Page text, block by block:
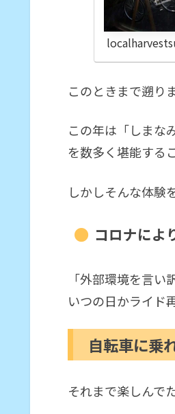
このときまで遡りま
この年は「しまな
を数多く堪能する
しかしそんな体験
コロナによ
「外部環境を言
いつの日かライド
自転車に乗
それまで楽しんで